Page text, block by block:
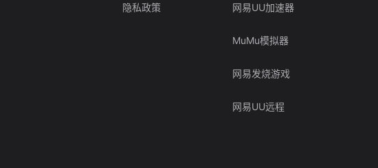
隐私政策 网易UU加速器
MuMu模拟器
网易发烧游戏
网易UU远程